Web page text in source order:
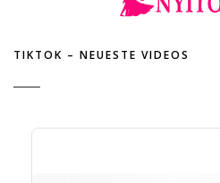
TIKTOK – NEUESTE VIDEOS